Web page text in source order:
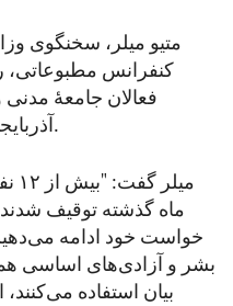
متیو میلر، سخنگوی
کنفرانس مطبوعاتی،
فعالان جامعهٔ
آذربایجان را "عمیقا نگران کننده" خواند.
ماه گذشته توقیف
خواست خود ادامه
بشر و آزادی‌های اساسی
بیان استفاده